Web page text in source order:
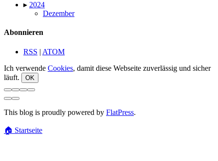
▸ 2024
Dezember
Abonnieren
RSS | ATOM
Ich verwende Cookies, damit diese Webseite zuverlässig und sicher
läuft.
This blog is proudly powered by FlatPress.
🏠 Startseite